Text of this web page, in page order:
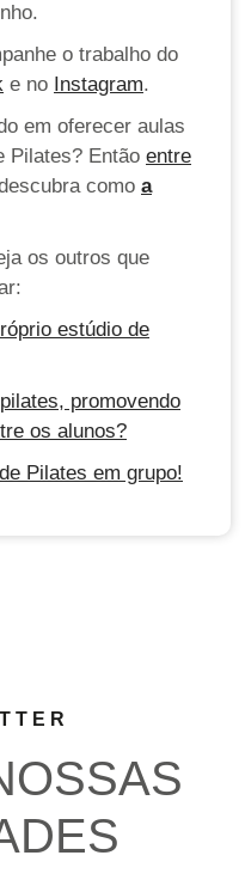
o trabalho do
e no Instagram.
em oferecer aulas
Pilates? Então entre
como a
os outros que
estúdio de
promovendo
os alunos?
Pilates em grupo!